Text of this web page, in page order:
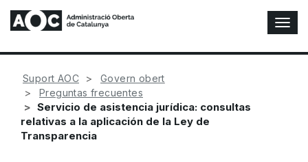
A
l
t
Suport AOC
Govern obert
Preguntas frecuentes
Servicio de asistencia jurídica: consultas
relativas a la aplicación de la Ley de
Transparencia